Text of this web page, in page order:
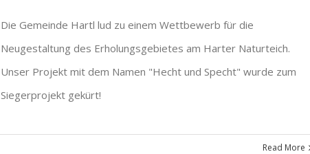
Die Gemeinde Hartl lud zu einem Wettbewerb für die
Neugestaltung des Erholungsgebietes am Harter Naturteich.
Unser Projekt mit dem Namen "Hecht und Specht" wurde zum
Siegerprojekt gekürt!
Read More